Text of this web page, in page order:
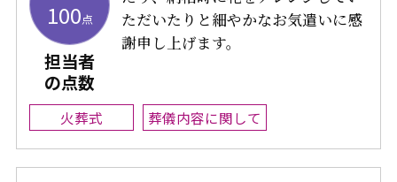
100点
担当者
の点数
ただいたりと細やかなお気遣いに感
謝申し上げます。
火葬式 葬儀内容に関して